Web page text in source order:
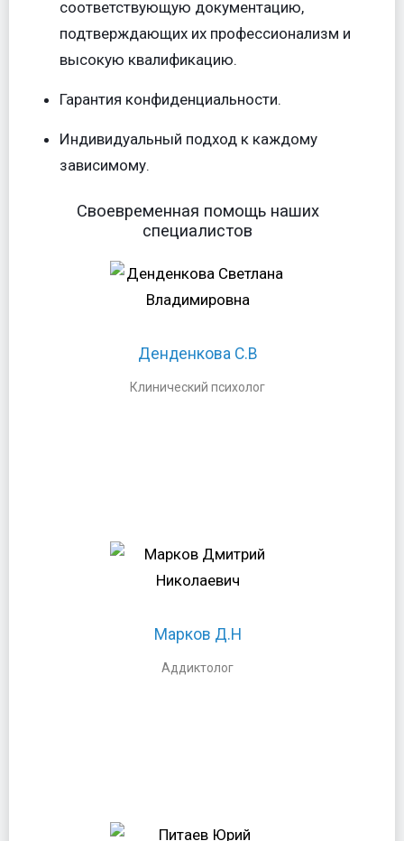
соответствующую документацию,
подтверждающих их профессионализм и
высокую квалификацию.
Гарантия конфиденциальности.
Индивидуальный подход к каждому
зависимому.
Своевременная помощь наших
специалистов
Денденкова С.В
Клинический психолог
Денденкова С.В
Бесплатная консультация
Марков Д.Н
Аддиктолог
Марков Д.Н
Бесплатная консультация